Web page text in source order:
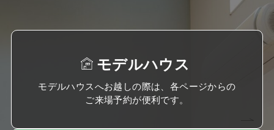
モデルハウス
モデルハウスへお越しの際は、各ページからの
ご来場予約が便利です。